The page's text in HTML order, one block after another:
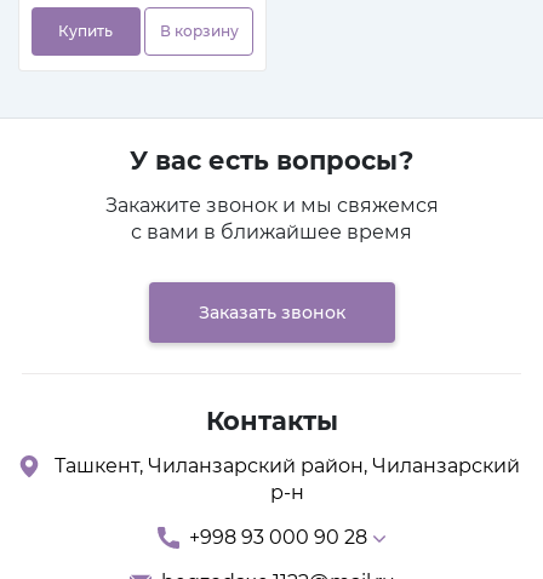
Купить В корзину
У вас есть вопросы?
Закажите звонок и мы свяжемся
с вами в ближайшее время
Заказать звонок
Контакты
Ташкент, Чиланзарский район, Чиланзарский
р-н
+998 93 000 90 28